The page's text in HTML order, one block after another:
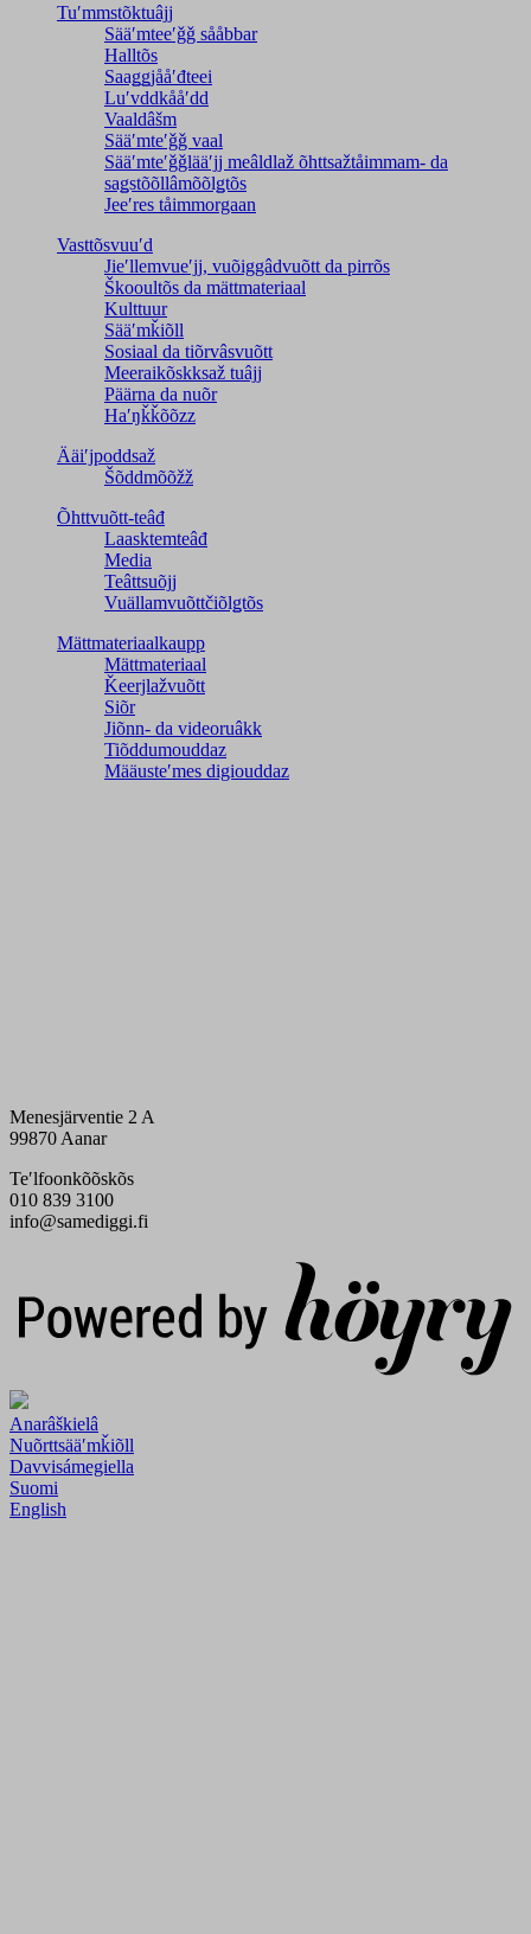
Tuʹmmstõktuâjj
Sääʹmteeʹǧǧ sååbbar
Halltõs
Saaǥǥjååʹđteei
Luʹvddkååʹdd
Vaaldâšm
Sääʹmteʹǧǧ vaal
Sääʹmteʹǧǧlääʹjj meâldlaž õhttsažtåimmam- da
saǥstõõllâmõõlǥtõs
Jeeʹres tåimmorgaan
Vasttõsvuuʹd
Jieʹllemvueʹjj, vuõiggâdvuõtt da pirrõs
Škooultõs da mättmateriaal
Kulttuur
Sääʹmǩiõll
Sosiaal da tiõrvâsvuõtt
Meeraikõskksaž tuâjj
Päärna da nuõr
Haʹŋǩǩõõzz
Ääiʹjpoddsaž
Šõddmõõžž
Õhttvuõtt-teâđ
Laasktemteâđ
Media
Teâttsuõjj
Vuällamvuõttčiõlǥtõs
Mättmateriaalkaupp
Mättmateriaal
Ǩeerjlažvuõtt
Siõr
Jiõnn- da videoruâkk
Tiõddumouddaz
Määusteʹmes digiouddaz
Menesjärventie 2 A
99870 Aanar
Teʹlfoonkõõskõs
010 839 3100
info@samediggi.fi
Anarâškielâ
Nuõrttsääʹmǩiõll
Davvisámegiella
Suomi
English